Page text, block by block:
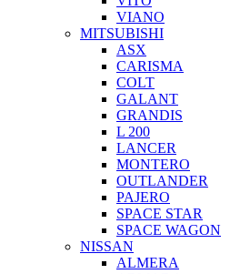
VIANO
MITSUBISHI
ASX
CARISMA
COLT
GALANT
GRANDIS
L 200
LANCER
MONTERO
OUTLANDER
PAJERO
SPACE STAR
SPACE WAGON
NISSAN
ALMERA